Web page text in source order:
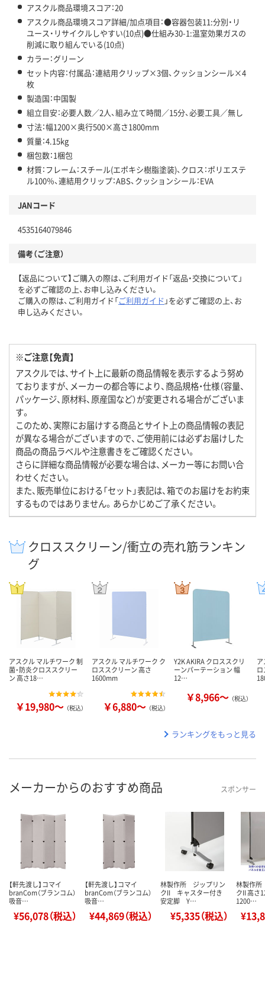
アスクル商品環境スコア：20
アスクル商品環境スコア詳細/加点項目：●容器包装11:分別・リ
ユース・リサイクルしやすい(10点)●仕組み30-1:温室効果ガスの
削減に取り組んでいる(10点)
カラー：グリーン
セット内容：付属品：連結用クリップ×3個、クッションシール×4
枚
製造国：中国製
組立目安：必要人数／2人、組み立て時間／15分、必要工具／無し
寸法：幅1200×奥行500×高さ1800mm
質量：4.15kg
梱包数：1梱包
材質：フレーム：スチール(エポキシ樹脂塗装)、クロス：ポリエステ
ル100％、連結用クリップ：ABS、クッションシール：EVA
JANコード
4535164079846
備考（ご注意）
【返品について】ご購入の際は、ご利用ガイド「返品・交換について」
を必ずご確認の上、お申し込みください。
ご購入の際は、ご利用ガイド「ご利用ガイド 」を必ずご確認の上、お
申し込みください。
※ご注意【免責】
アスクルでは、サイト上に最新の商品情報を表示するよう努め
ておりますが、メーカーの都合等により、商品規格・仕様（容量、
パッケージ、原材料、原産国など）が変更される場合がございま
す。
このため、実際にお届けする商品とサイト上の商品情報の表記
が異なる場合がございますので、ご使用前には必ずお届けした
商品の商品ラベルや注意書きをご確認ください。
さらに詳細な商品情報が必要な場合は、メーカー等にお問い合
わせください。
また、販売単位における「セット」表記は、箱でのお届けをお約束
するものではありません。あらかじめご了承ください。
クロススクリーン/衝立の売れ筋ランキン
グ
アスクル マルチワーク 制
菌・防炎クロススクリー
ン 高さ18…
￥19,980～ （税込）
アスクル マルチワーク ク
ロススクリーン 高さ
1600mm
￥6,880～ （税込）
Y2K AKIRA クロススクリ
ーンパーテーション 幅
12…
￥8,966～ （税込）
ランキングをもっと見る
メーカーからのおすすめ商品 スポンサー
【軒先渡し】コマイ
branCom（ブランコム）
吸音…
¥56,078（税込）
【軒先渡し】コマイ
branCom（ブランコム）
吸音…
¥44,869（税込）
林製作所 ジップリン
クII キャスター付き
安定脚 Y…
¥5,335（税込）
林製作
クII 高さ
1200…